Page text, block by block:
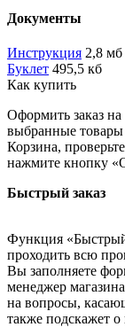
Документы
Инструкция 2,8 мб
Буклет 495,5 кб
Как купить
Оформить заказ на
выбранные товары
Корзина,
нажмите кнопку
Быстрый заказ
Функция «Быстрый
проходить всю
Вы заполняете
менеджер
на вопросы,
также подскажет о